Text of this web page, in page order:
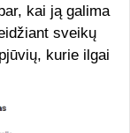
kai ją galima
sveikų
kurie ilgai